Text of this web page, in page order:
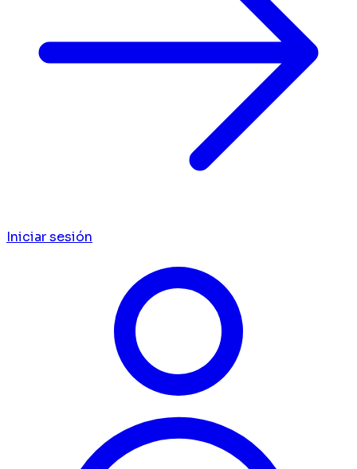
Iniciar sesión